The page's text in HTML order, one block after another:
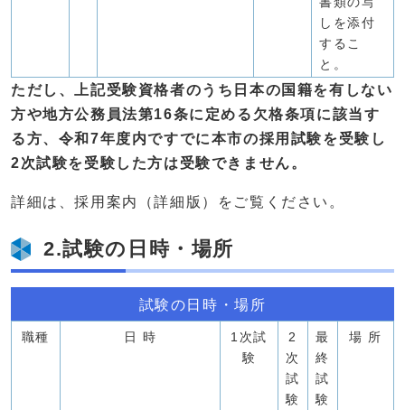
しを添付
するこ
と。
ただし、上記受験資格者のうち日本の国籍を有しない
方や地方公務員法第16条に定める欠格条項に該当す
る方、令和7年度内ですでに本市の採用試験を受験し
2次試験を受験した方は受験できません。
詳細は、採用案内（詳細版）をご覧ください。
2.試験の日時・場所
試験の日時・場所
職種 日 時
1次試
験
2
次
試
験
最
終
試
験
場 所